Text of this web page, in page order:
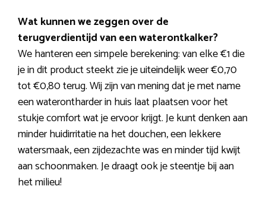
Wat kunnen we zeggen over de
terugverdientijd van een waterontkalker?
We hanteren een simpele berekening: van elke €1 die
je in dit product steekt zie je uiteindelijk weer €0,70
tot €0,80 terug. Wij zijn van mening dat je met name
een waterontharder in huis laat plaatsen voor het
stukje comfort wat je ervoor krijgt. Je kunt denken aan
minder huidirritatie na het douchen, een lekkere
watersmaak, een zijdezachte was en minder tijd kwijt
aan schoonmaken. Je draagt ook je steentje bij aan
het milieu!